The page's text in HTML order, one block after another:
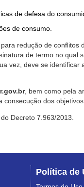
de defesa do
de consumo.
redução de conflitos
de termo no qual
vez, deve se identificar
, bem como pela
dos objetivos
Decreto 7.963/2013.
Política de